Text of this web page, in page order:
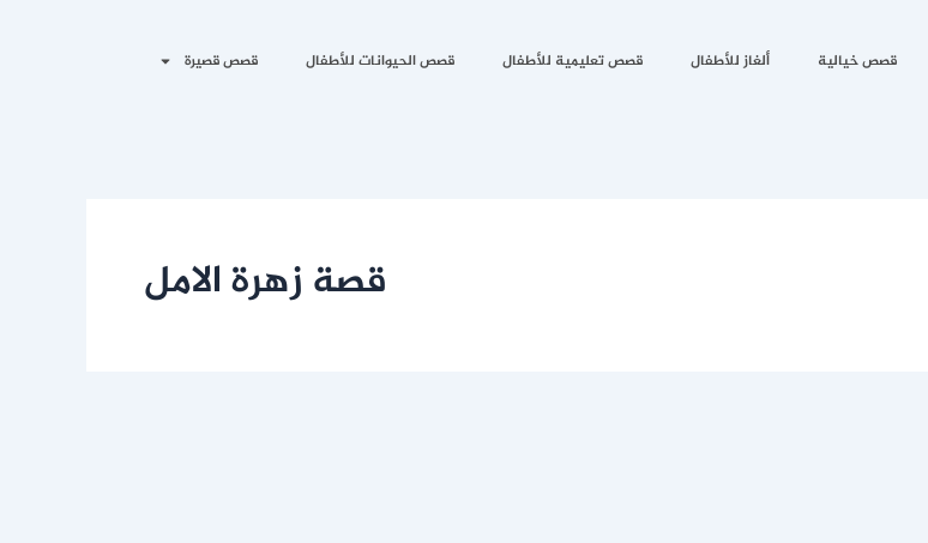
قصص خيالية ألغاز للأطفال قصص تعليمية للأطفال قصص الحيوانات للأطفال قصص قصيرة
قصة زهرة الامل